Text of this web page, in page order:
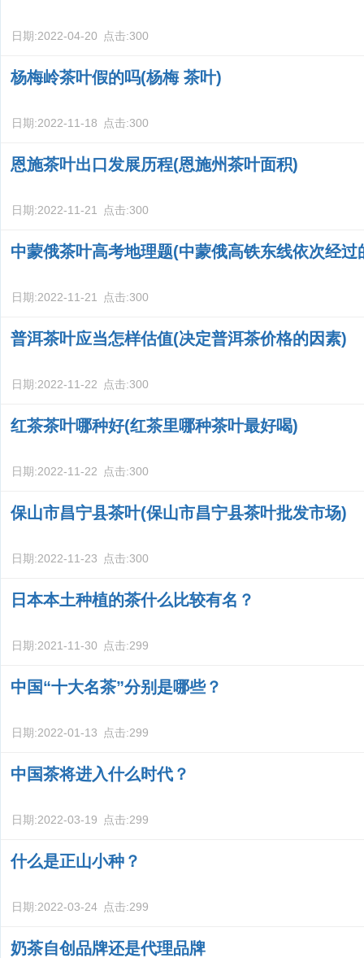
日期:2022-04-20 点击:300
杨梅岭茶叶假的吗(杨梅 茶叶)
日期:2022-11-18 点击:300
恩施茶叶出口发展历程(恩施州茶叶面积)
日期:2022-11-21 点击:300
中蒙俄茶叶高考地理题(中蒙俄高铁东线依次经过
日期:2022-11-21 点击:300
普洱茶叶应当怎样估值(决定普洱茶价格的因素)
日期:2022-11-22 点击:300
红茶茶叶哪种好(红茶里哪种茶叶最好喝)
日期:2022-11-22 点击:300
保山市昌宁县茶叶(保山市昌宁县茶叶批发市场)
日期:2022-11-23 点击:300
日本本土种植的茶什么比较有名？
日期:2021-11-30 点击:299
中国“十大名茶”分别是哪些？
日期:2022-01-13 点击:299
中国茶将进入什么时代？
日期:2022-03-19 点击:299
什么是正山小种？
日期:2022-03-24 点击:299
奶茶自创品牌还是代理品牌